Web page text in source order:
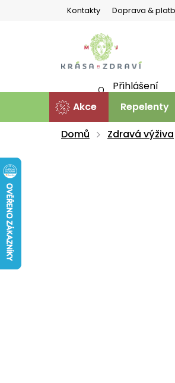
Kontakty Doprava &
Přihlášení
Akce Repelenty
Domů
Zdravá výživa